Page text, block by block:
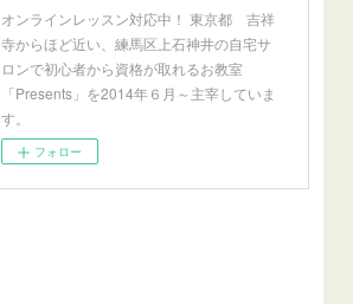
オンラインレッスン対応中！ 東京都 吉祥
寺からほど近い、練馬区上石神井の自宅サ
ロンで初心者から資格が取れるお教室
「Presents」を2014年６月～主宰していま
す。
フォロー